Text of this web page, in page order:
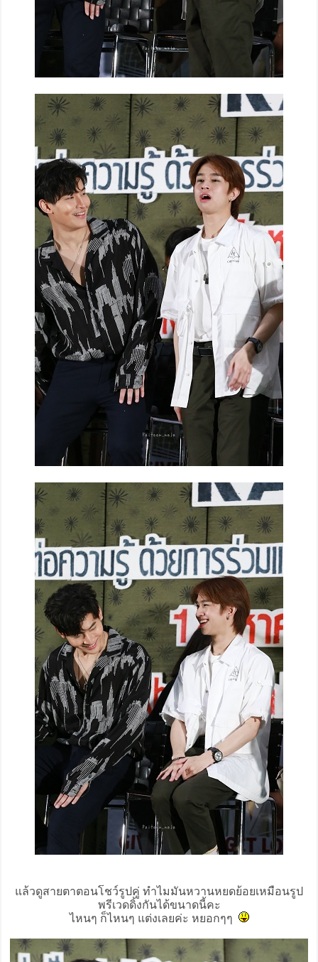
แล้วดูสายตาตอนโชว์รูปคู่ ทำไมมันหวานหยดย้อยเหมือนรูป
พรีเวดดิ้งกันได้ขนาดนี้คะ
ไหนๆ ก็ไหนๆ แต่งเลยค่ะ หยอกๆๆ